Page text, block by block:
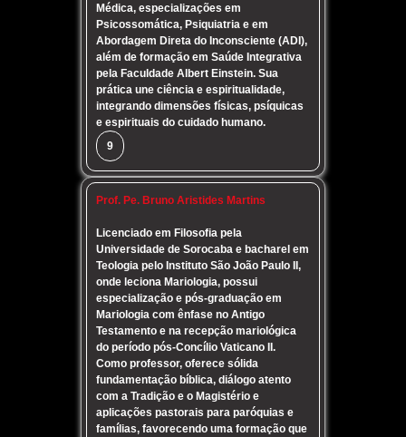
Médica, especializações em
Psicossomática, Psiquiatria e em
Abordagem Direta do Inconsciente (ADI),
além de formação em Saúde Integrativa
pela Faculdade Albert Einstein. Sua
prática une ciência e espiritualidade,
integrando dimensões físicas, psíquicas
e espirituais do cuidado humano.
9
Prof. Pe. Bruno Aristides Martins
Licenciado em Filosofia pela
Universidade de Sorocaba e bacharel em
Teologia pelo Instituto São João Paulo II,
onde leciona Mariologia, possui
especialização e pós-graduação em
Mariologia com ênfase no Antigo
Testamento e na recepção mariológica
do período pós-Concílio Vaticano II.
Como professor, oferece sólida
fundamentação bíblica, diálogo atento
com a Tradição e o Magistério e
aplicações pastorais para paróquias e
famílias, favorecendo uma formação que